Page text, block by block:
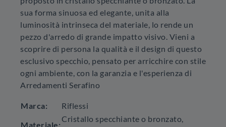
sua forma sinuosa ed elegante, unita alla
luminosità intrinseca del materiale, lo rende un
pezzo d'arredo di grande impatto visivo. Vieni a
scoprire di persona la qualità e il design di questo
esclusivo specchio, pensato per arricchire con stile
ogni ambiente, con la garanzia e l'esperienza di
Arredamenti Serafino
Marca:
Riflessi
Materiale:
Cristallo specchiante o bronzato,